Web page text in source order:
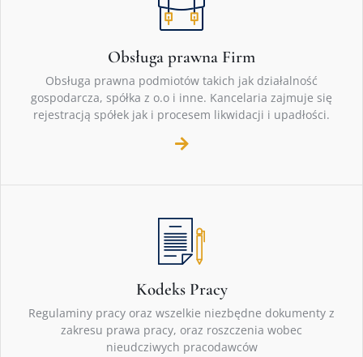
Obsługa prawna Firm
Obsługa prawna podmiotów takich jak działalność
gospodarcza, spółka z o.o i inne. Kancelaria zajmuje się
rejestracją spółek jak i procesem likwidacji i upadłości.
Kodeks Pracy
Regulaminy pracy oraz wszelkie niezbędne dokumenty z
zakresu prawa pracy, oraz roszczenia wobec
nieudcziwych pracodawców